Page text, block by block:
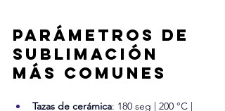
Parámetros de
Sublimación
más comunes
Tazas de cerámica: 180 seg | 200 °C |